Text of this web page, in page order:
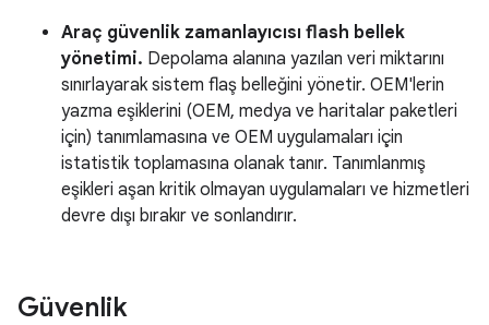
Araç güvenlik zamanlayıcısı flash bellek
yönetimi. Depolama alanına yazılan veri miktarını
sınırlayarak sistem flaş belleğini yönetir. OEM'lerin
yazma eşiklerini (OEM, medya ve haritalar paketleri
için) tanımlamasına ve OEM uygulamaları için
istatistik toplamasına olanak tanır. Tanımlanmış
eşikleri aşan kritik olmayan uygulamaları ve hizmetleri
devre dışı bırakır ve sonlandırır.
Güvenlik